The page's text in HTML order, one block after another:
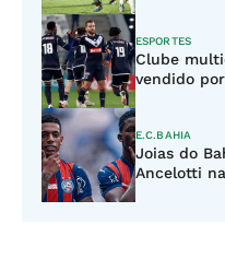
ESPORTES
Clube
vendido
E.C.BAHIA
Joias do
Ancelotti